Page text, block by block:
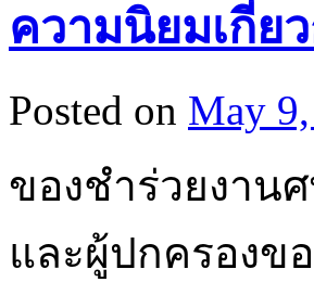
ความนิยมเกี่ย
Posted on May
ของชำร่วยงาน
และผู้ปกครองข